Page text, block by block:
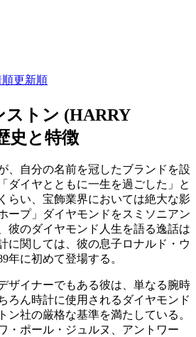
順更新順
トン (HARRY
史と特徴
、自分の名前を冠したブランドを設
ダイヤとともに一生を過ごした」と
らい、宝飾業界においては絶大な影
ープ」ダイヤモンドをスミソニアン
彼のダイヤモンド人生を語る逸話は
に関しては、彼の息子ロナルド・ウ
年に初めて登場する。
ザイナーでもある彼は、単なる腕時
ろん時計に使用されるダイヤモンド
ン社の厳格な基準を満たしている。
・ポール・ジュルヌ、アントワー